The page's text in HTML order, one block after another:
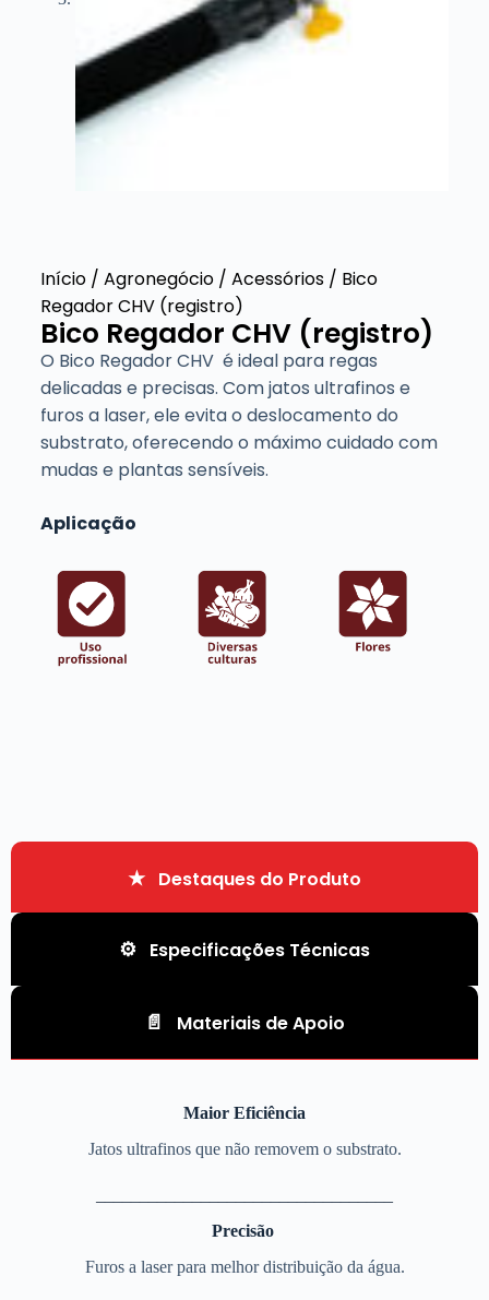
Início/ Agronegócio/ Acessórios/ Bico
Regador CHV (registro)
Bico Regador CHV (registro)
O Bico Regador CHV é ideal para regas
delicadas e precisas. Com jatos ultrafinos e
furos a laser, ele evita o deslocamento do
substrato, oferecendo o máximo cuidado com
mudas e plantas sensíveis.
Aplicação
Destaques do Produto
Especificações Técnicas
Materiais de Apoio
Maior Eficiência
Jatos ultrafinos que não removem o substrato.
Precisão
Furos a laser para melhor distribuição da água.